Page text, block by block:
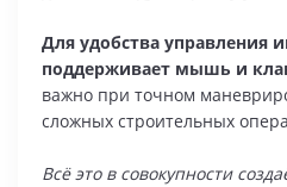
Для удобства управления
поддерживает мышь и
важно при точном
сложных строительных
Всё это в совокупности